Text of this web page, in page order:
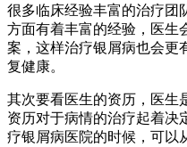
很多临床经验丰富的治疗团
方面有着丰富的经验，医生
案，这样治疗银屑病也会更
复健康。
其次要看医生的资历，医生
资历对于病情的治疗起着决
疗银屑病医院的时候，可以